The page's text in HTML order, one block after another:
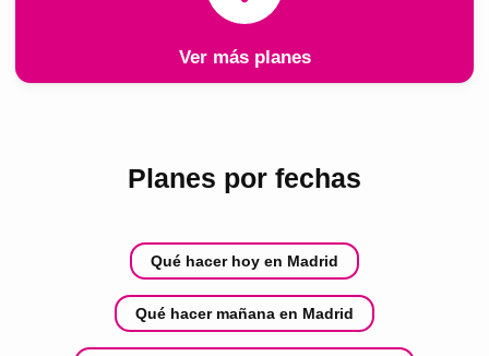
Ver más planes
Planes por fechas
Qué hacer hoy en Madrid
Qué hacer mañana en Madrid